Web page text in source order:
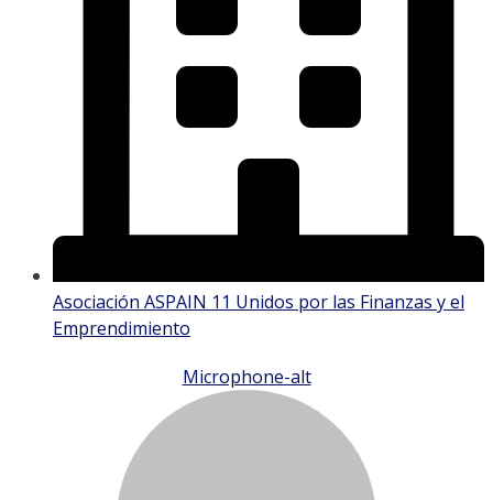
Asociación ASPAIN 11 Unidos por las Finanzas y el
Emprendimiento
Microphone-alt